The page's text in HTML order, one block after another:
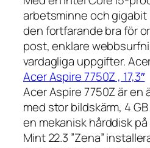
arbetsminne och
den fortfarande bra för
post, enklare
vardagliga uppgifter.
Acer Aspire 7750Z , 17,3″
Acer Aspire 7750Z är en
med stor bildskärm, 4
en mekanisk hårddisk på
Mint 22.3 ”Zena”